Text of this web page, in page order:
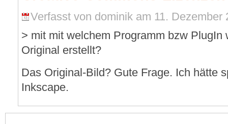
Verfasst von dominik am 11. Dezember
> mit mit welchem Programm bzw PlugIn
Original erstellt?
Das Original-Bild? Gute Frage. Ich hätte
Inkscape.